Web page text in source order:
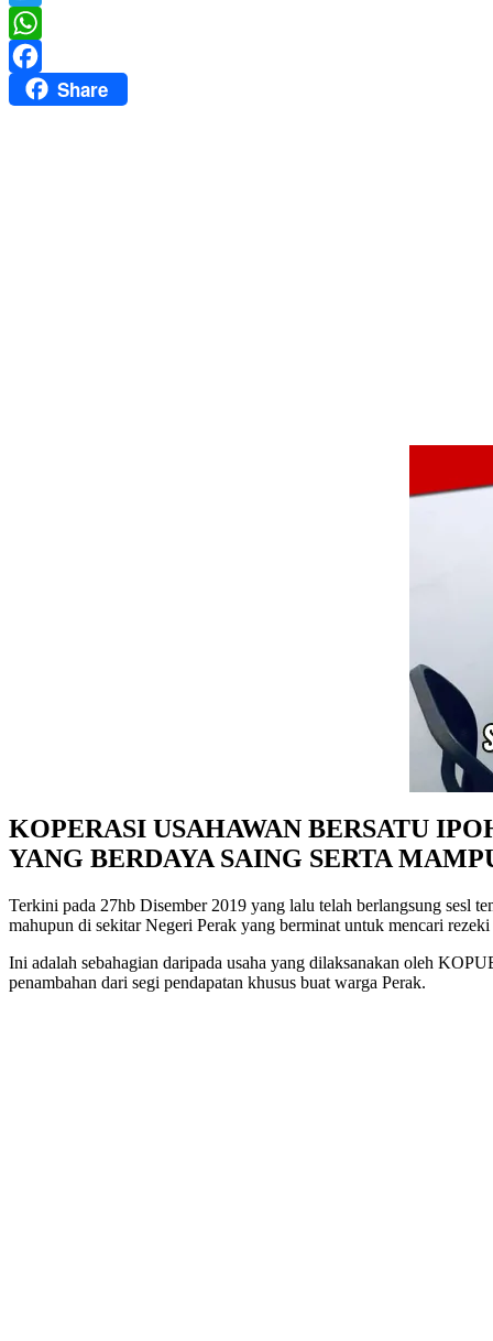
Twitter
WhatsApp
FacebookShare
KOPERASI USAHAWAN BERSATU
YANG BERDAYA SAING SERTA
Terkini pada 27hb Disember 2019 yang lalu telah berlangsung sesl
mahupun di sekitar Negeri Perak yang berminat untuk mencari rezeki
Ini adalah sebahagian daripada usaha yang dilaksanakan oleh
penambahan dari segi pendapatan khusus buat warga Perak.